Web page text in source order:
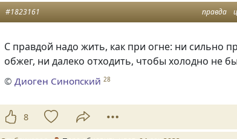
правда
#1823161
С правдой надо жить, как при огне: ни сильно
обжег, ни далеко отходить, чтобы холодно не
© Диоген Синопский 28
8